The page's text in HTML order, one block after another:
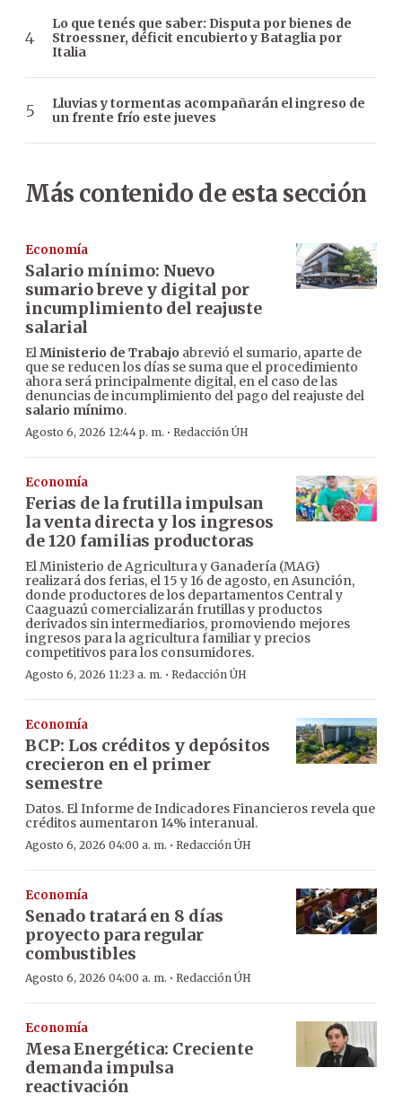
Lo que tenés que saber: Disputa por bienes de
Stroessner, déficit encubierto y Bataglia por
Italia
Lluvias y tormentas acompañarán el ingreso de
un frente frío este jueves
Más contenido de esta sección
Economía
Salario mínimo: Nuevo
sumario breve y digital por
incumplimiento del reajuste
salarial
ElMinisterio de Trabajo abrevió el sumario, aparte de
que se reducen los días se suma que el procedimiento
ahora será principalmente digital, en el caso de las
denuncias de incumplimiento del pago del reajuste del
salario mínimo.
Agosto 6, 2026 12:44 p. m. · Redacción ÚH
Economía
Ferias de la frutilla impulsan
la venta directa y los ingresos
de 120 familias productoras
El Ministerio de Agricultura y Ganadería (MAG)
realizará dos ferias, el 15 y 16 de agosto, en Asunción,
donde productores de los departamentos Central y
Caaguazú comercializarán frutillas y productos
derivados sin intermediarios, promoviendo mejores
ingresos para la agricultura familiar y precios
competitivos para los consumidores.
Agosto 6, 2026 11:23 a. m. · Redacción ÚH
Economía
BCP: Los créditos y depósitos
crecieron en el primer
semestre
Datos. El Informe de Indicadores Financieros revela que
créditos aumentaron 14% interanual.
Agosto 6, 2026 04:00 a. m. · Redacción ÚH
Economía
Senado tratará en 8 días
proyecto para regular
combustibles
Agosto 6, 2026 04:00 a. m. · Redacción ÚH
Economía
Mesa Energética: Creciente
demanda impulsa
reactivación